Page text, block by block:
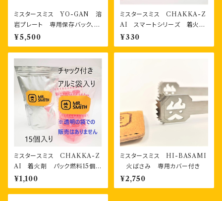
ミスタースミス YO-GAN 溶
岩プレート 専用保存バック、専
用掴みジグ付き
¥5,500
ミスタースミス CHAKKA-Z
AI スマートシリーズ 着火
剤 パック燃料2個 箱入り
¥330
ミスタースミス CHAKKA-Z
AI 着火剤 パック燃料15個
チャック付き袋入り
¥1,100
ミスタースミス HI-BASAMI
火ばさみ 専用カバー付き
¥2,750